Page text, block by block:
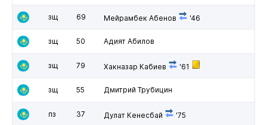
зщ 69 Мейрамбек Абенов '46
зщ 50 Адият Абилов
зщ 79 Хакназар Кабиев '61
зщ 55 Дмитрий Трубицин
пз 37 Дулат Кенесбай '75